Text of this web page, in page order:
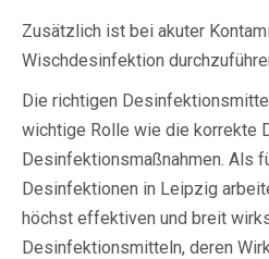
Zusätzlich ist bei akuter
Wischdesinfektion
Die richtigen
wichtige Rolle wie die korrekte
Desinfektionsmaßnahmen. Als
Desinfektionen in Leipzig
höchst effektiven und breit
Desinfektionsmitteln, deren